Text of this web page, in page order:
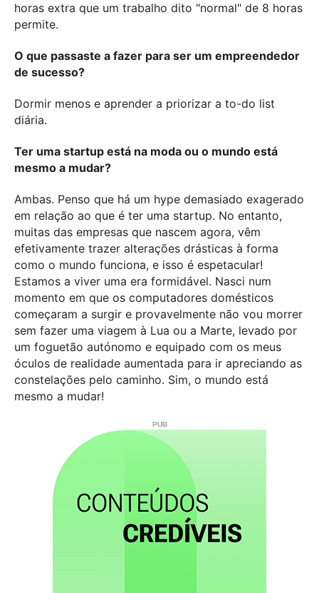
horas extra que um trabalho dito "normal" de 8 horas
permite.
O que passaste a fazer para ser um empreendedor
de sucesso?
Dormir menos e aprender a priorizar a to-do list
diária.
Ter uma startup está na moda ou o mundo está
mesmo a mudar?
Ambas. Penso que há um hype demasiado exagerado
em relação ao que é ter uma startup. No entanto,
muitas das empresas que nascem agora, vêm
efetivamente trazer alterações drásticas à forma
como o mundo funciona, e isso é espetacular!
Estamos a viver uma era formidável. Nasci num
momento em que os computadores domésticos
começaram a surgir e provavelmente não vou morrer
sem fazer uma viagem à Lua ou a Marte, levado por
um foguetão autónomo e equipado com os meus
óculos de realidade aumentada para ir apreciando as
constelações pelo caminho. Sim, o mundo está
mesmo a mudar!